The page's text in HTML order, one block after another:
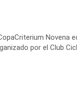
Novena
por el Club